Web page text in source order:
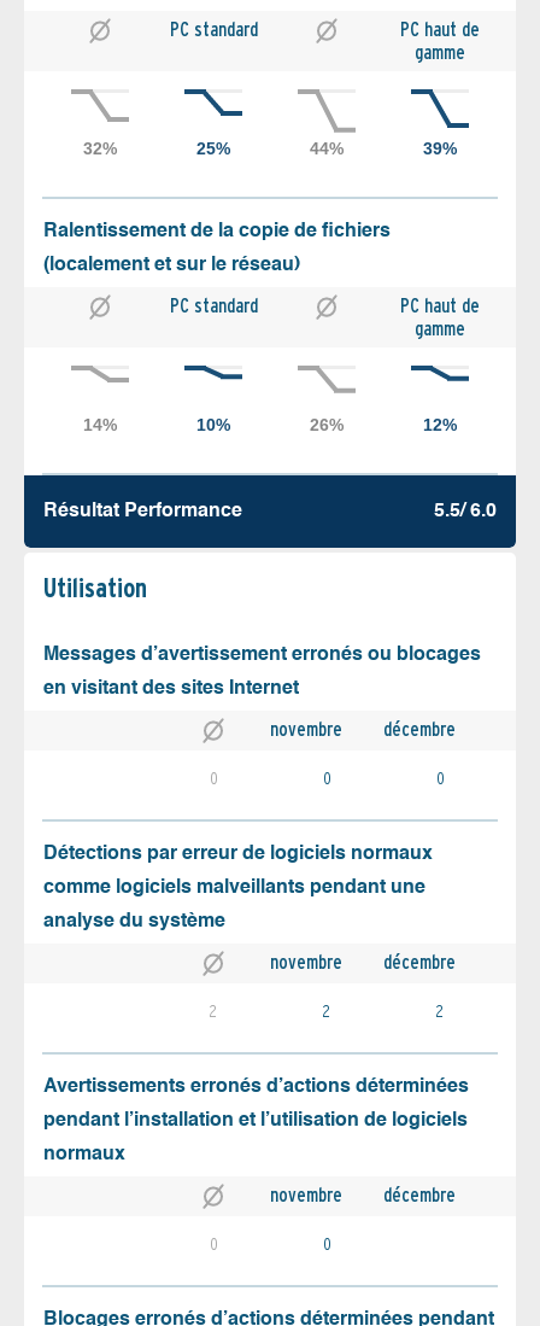
PC standard
PC haut de
gamme
Ralentissement de la copie de fichiers
(localement et sur le réseau)
PC standard
PC haut de
gamme
Résultat Performance 5.5/ 6.0
Utilisation
Messages d’avertissement erronés ou blocages
en visitant des sites Internet
novembre décembre
0 0 0
Détections par erreur de logiciels normaux
comme logiciels malveillants pendant une
analyse du système
novembre décembre
2 2 2
Avertissements erronés d’actions déterminées
pendant l’installation et l’utilisation de logiciels
normaux
novembre décembre
0 0
Blocages erronés d’actions déterminées pendant